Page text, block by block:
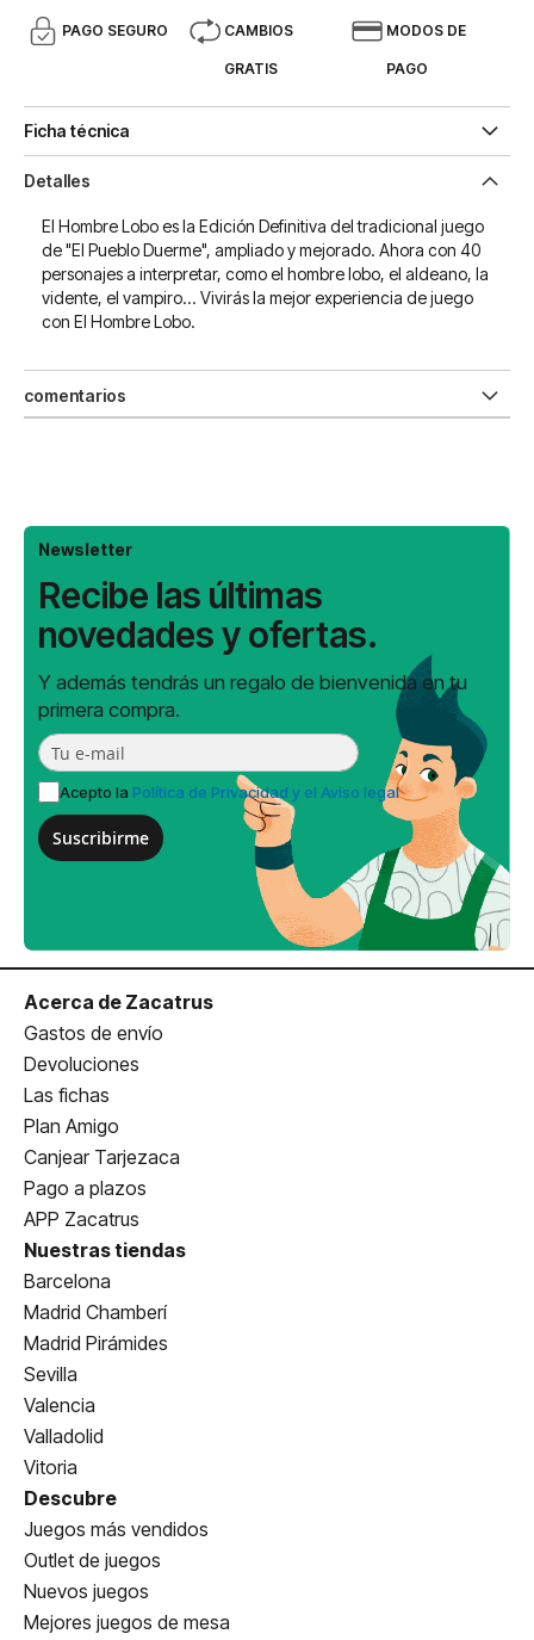
PAGO SEGURO CAMBIOS
GRATIS
MODOS DE
PAGO
Ficha técnica
Detalles
El Hombre Lobo es la Edición Definitiva del tradicional juego
de "El Pueblo Duerme", ampliado y mejorado. Ahora con 40
personajes a interpretar, como el hombre lobo, el aldeano, la
vidente, el vampiro... Vivirás la mejor experiencia de juego
con El Hombre Lobo.
comentarios
Newsletter
Recibe las últimas
novedades y ofertas.
Y además tendrás un regalo de bienvenida en tu
primera compra.
Acepto la Política de Privacidad y el Aviso legal
Suscribirme
Acerca de Zacatrus
Gastos de envío
Devoluciones
Las fichas
Plan Amigo
Canjear Tarjezaca
Pago a plazos
APP Zacatrus
Nuestras tiendas
Barcelona
Madrid Chamberí
Madrid Pirámides
Sevilla
Valencia
Valladolid
Vitoria
Descubre
Juegos más vendidos
Outlet de juegos
Nuevos juegos
Mejores juegos de mesa